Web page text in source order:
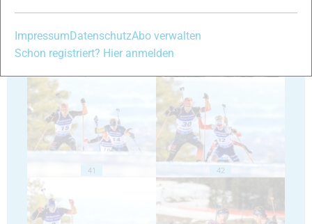
41 42
Impressum DatenschutzAbo verwalten
Schon registriert? Hier anmelden